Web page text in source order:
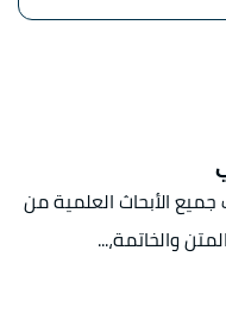
الأبحاث العلمية من
والخاتمة،...